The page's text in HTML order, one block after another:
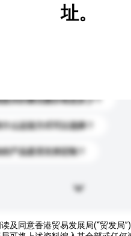
供的最优惠价格是多少？
么运送方式可以选择？
产品是否支持定制？
址。
及同意香港贸易发展局(“贸发局